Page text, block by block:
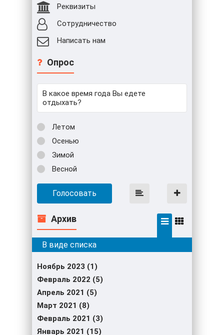
Реквизиты
Сотрудничество
Написать нам
Опрос
В какое время года Вы едете
отдыхать?
Летом
Осенью
Зимой
Весной
Голосовать
Архив
Ноябрь 2023 (1)
Февраль 2022 (5)
Апрель 2021 (5)
Март 2021 (8)
Февраль 2021 (3)
Январь 2021 (15)